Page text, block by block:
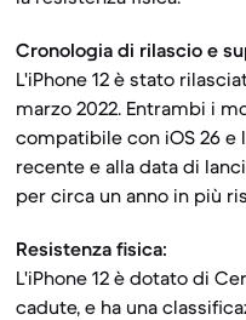
Cronologia di rilascio e
L'iPhone 12 è stato
marzo 2022. Entrambi i
compatibile con iOS 26 e
recente e alla data di
per circa un anno in più
Resistenza fisica:
L'iPhone 12 è dotato di
cadute, e ha una